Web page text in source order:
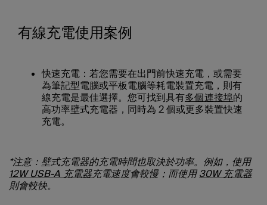
有線充電使用案例
快速充電： 若您需要在出門前快速充電，或需要
為筆記型電腦或平板電腦等耗電裝置充電，則有
線充電是最佳選擇。您可找到具有多個連接埠的
高功率壁式充電器，同時為 2 個或更多裝置快速
充電。
*注意：壁式充電器的充電時間也取決於功率。例如，使用
12W USB-A 充電器充電速度會較慢；而使用 30W 充電器
則會較快。